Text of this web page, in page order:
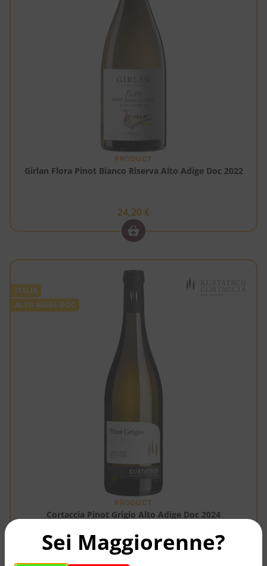
PRODUCT
Girlan Flora Pinot Bianco Riserva Alto Adige Doc 2022
24,20 €
ITALIA
ALTO ADIGE DOC
PRODUCT
Cortaccia Pinot Grigio Alto Adige Doc 2024
12,05
Sei Maggiorenne?